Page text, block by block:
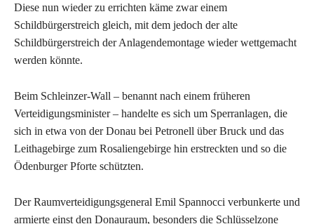
Diese nun wieder zu errichten käme zwar einem
Schildbürgerstreich gleich, mit dem jedoch der alte
Schildbürgerstreich der Anlagendemontage wieder wettgemacht
werden könnte.
Beim Schleinzer-Wall – benannt nach einem früheren
Verteidigungsminister – handelte es sich um Sperranlagen, die
sich in etwa von der Donau bei Petronell über Bruck und das
Leithagebirge zum Rosaliengebirge hin erstreckten und so die
Ödenburger Pforte schützten.
Der Raumverteidigungsgeneral Emil Spannocci verbunkerte und
armierte einst den Donauraum, besonders die Schlüsselzone